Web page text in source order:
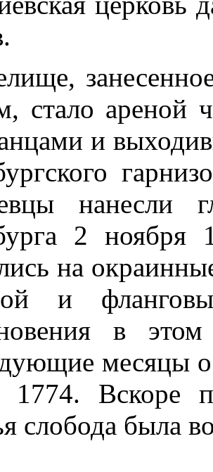
стало ареной
и
нанесли
2 ноября
на
и
в
месяцы
1774. Вскоре
слобода была